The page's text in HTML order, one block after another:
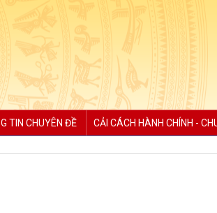
TIN CHUYÊN ĐỀ CẢI CÁCH HÀNH CHÍNH -